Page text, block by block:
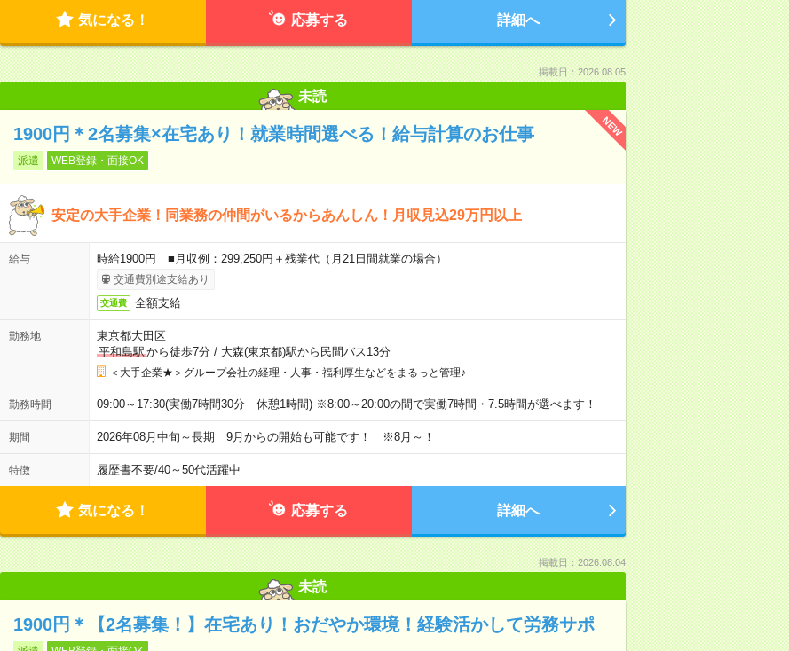
気になる！ 応募する 詳細へ
掲載日：2026.08.05
未読
NEW
1900円＊2名募集×在宅あり！就業時間選べる！給与計算のお仕事
派遣 WEB登録・面接OK
安定の大手企業！同業務の仲間がいるからあんしん！月収見込29万円以上
給与 時給1900円 ■月収例：299,250円＋残業代（月21日間就業の場合）
交通費別途支給あり
交通費 全額支給
勤務地
東京都大田区
平和島駅から徒歩7分/ 大森(東京都)駅から民間バス13分
＜大手企業★＞グループ会社の経理・人事・福利厚生などをまるっと管理♪
勤務時間 09:00～17:30(実働7時間30分 休憩1時間) ※8:00～20:00の間で実働7時間・7.5時間が選べます！
期間 2026年08月中旬～長期 9月からの開始も可能です！ ※8月～！
特徴 履歴書不要/40～50代活躍中
気になる！ 応募する 詳細へ
掲載日：2026.08.04
未読
1900円＊【2名募集！】在宅あり！おだやか環境！経験活かして労務サポ